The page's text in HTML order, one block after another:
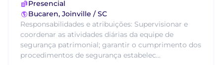
Presencial
Bucaren, Joinville / SC
Responsabilidades e atribuições: Supervisionar e
coordenar as atividades diárias da equipe de
segurança patrimonial; garantir o cumprimento dos
procedimentos de segurança estabelec...